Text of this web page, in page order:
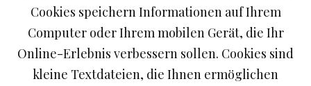
Menu
Sie befinden sich hier / Startseite / Wunschliste
Cookies speichern Informationen auf Ihrem
Computer oder Ihrem mobilen Gerät, die Ihr
Online-Erlebnis verbessern sollen. Cookies sind
kleine Textdateien, die Ihnen ermöglichen